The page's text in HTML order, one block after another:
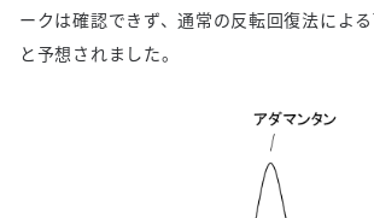
ークは確認できず、通常の反転回復法による
と予想されました。